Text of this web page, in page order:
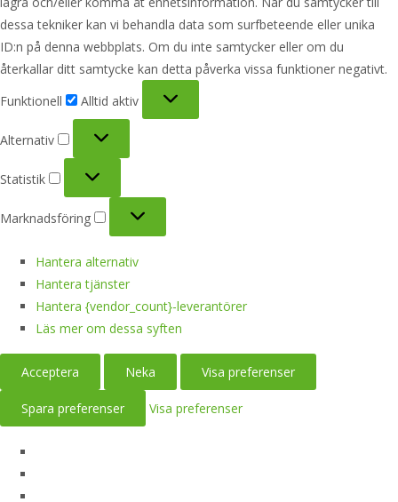
dessa tekniker kan vi behandla data som surfbeteende eller unika
ID:n på denna webbplats. Om du inte samtycker eller om du
återkallar ditt samtycke kan detta påverka vissa funktioner negativt.
Funktionell
Alltid aktiv
Alternativ
Statistik
Marknadsföring
Hantera alternativ
Hantera tjänster
Hantera {vendor_count}-leverantörer
Läs mer om dessa syften
Acceptera Neka Visa preferenser
Spara preferenser Visa preferenser